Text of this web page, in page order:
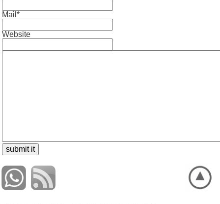
Mail*
Website